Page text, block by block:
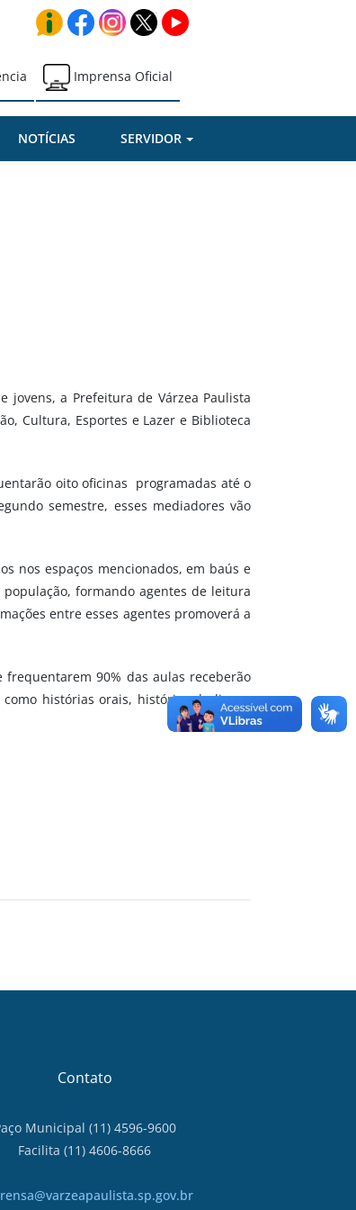
Imprensa Oficial
NOTÍCIAS SERVIDOR
a Prefeitura de Várzea Paulista
Cultura, Esportes e Lazer e Biblioteca
oito oficinas programadas até o
semestre, esses mediadores vão
nos espaços mencionados, em baús e
formando agentes de leitura
entre esses agentes promoverá a
90% das aulas receberão
histórias orais, histórias de livros,
Contato
Municipal (11) 4596-9600
Facilita (11) 4606-8666